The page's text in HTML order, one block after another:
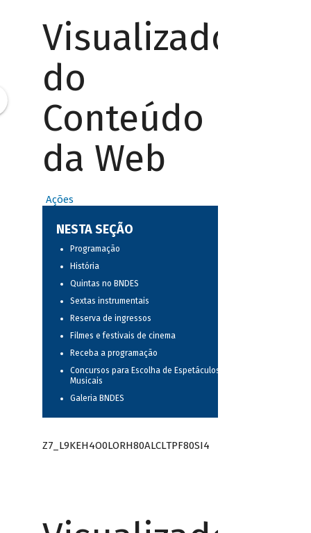
Visualizador
do
Conteúdo
da Web
Ações
NESTA SEÇÃO
Programação
História
Quintas no BNDES
Sextas instrumentais
Reserva de ingressos
Filmes e festivais de cinema
Receba a programação
Concursos para Escolha de Espetáculos
Musicais
Galeria BNDES
Z7_L9KEH4O0LORH80ALCLTPF80SI4